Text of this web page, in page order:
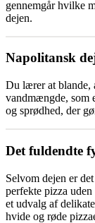
gennemgår hvilke
dejen.
Napolitansk
Du lærer at blande,
vandmængde, som
og sprødhed, der
Det fuldendte
Selvom dejen er
perfekte pizza
et udvalg af
hvide og røde